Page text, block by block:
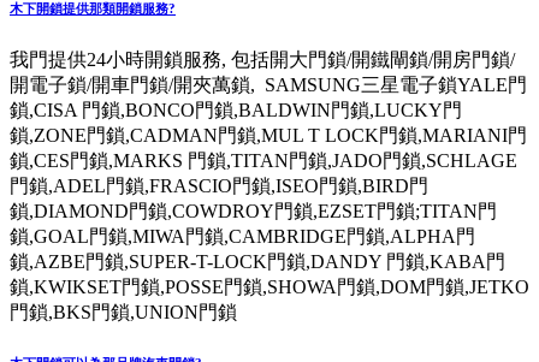
木下開鎖提供那類開鎖服務?
我門提供24小時開鎖服務, 包括開大門鎖/開鐵閘鎖/開房門鎖/
開電子鎖/開車門鎖/開夾萬鎖, SAMSUNG三星電子鎖YALE門
鎖,CISA 門鎖,BONCO門鎖,BALDWIN門鎖,LUCKY門
鎖,ZONE門鎖,CADMAN門鎖,MUL T LOCK門鎖,MARIANI門
鎖,CES門鎖,MARKS 門鎖,TITAN門鎖,JADO門鎖,SCHLAGE
門鎖,ADEL門鎖,FRASCIO門鎖,ISEO門鎖,BIRD門
鎖,DIAMOND門鎖,COWDROY門鎖,EZSET門鎖;TITAN門
鎖,GOAL門鎖,MIWA門鎖,CAMBRIDGE門鎖,ALPHA門
鎖,AZBE門鎖,SUPER-T-LOCK門鎖,DANDY 門鎖,KABA門
鎖,KWIKSET門鎖,POSSE門鎖,SHOWA門鎖,DOM門鎖,JETKO
門鎖,BKS門鎖,UNION門鎖